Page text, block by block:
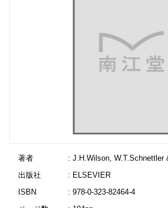
著者
: J.H.Wilson, W.T.Schnettler
出版社
: ELSEVIER
ISBN
: 978-0-323-82464-4